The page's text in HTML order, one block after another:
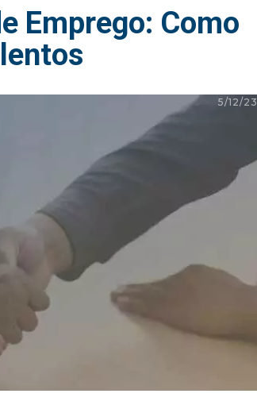
Emprego: Como
5/12/23